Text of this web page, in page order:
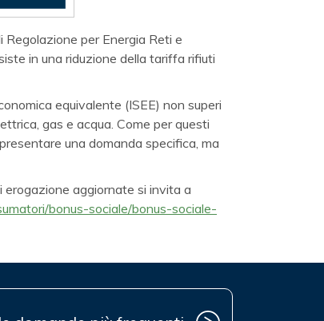
per Energia Reti e
in una riduzione della tariffa rifiuti
equivalente (ISEE) non superi
gas e acqua. Come per questi
una domanda specifica, ma
erogazione aggiornate si invita a
bonus-sociale/bonus-sociale-